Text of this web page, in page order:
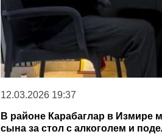
12.03.2026 19:37
В районе Карабаглар в Измире
сына за стол с алкоголем и